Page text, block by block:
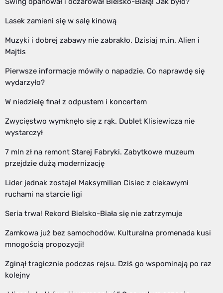
Lasek zamieni się w salę kinową
Muzyki i dobrej zabawy nie zabrakło. Dzisiaj m.in. Alien i
Majtis
Pierwsze informacje mówiły o napadzie. Co naprawdę się
wydarzyło?
W niedzielę finał z odpustem i koncertem
Zwycięstwo wymknęło się z rąk. Dublet Klisiewicza nie
wystarczył
7 mln zł na remont Starej Fabryki. Zabytkowe muzeum
przejdzie dużą modernizację
Lider jednak zostaje! Maksymilian Cisiec z ciekawymi
ruchami na starcie ligi
Seria trwa! Rekord Bielsko-Biała się nie zatrzymuje
Zamkowa już bez samochodów. Kulturalna promenada kusi
mnogością propozycji!
Zginął tragicznie podczas rejsu. Dziś go wspominają po raz
kolejny